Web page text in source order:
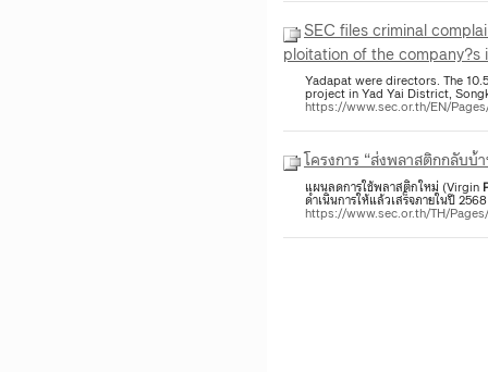
SEC files criminal
ploitation of the company?s
Yadapat were directors. The
project in Yad Yai District,
https://www.sec.or.th/EN/
โครงการ “ส่งพลาสติกกลับบ้
แผนลดการใช้พลาสติกใหม่ (Virgin
ดำเนินการให้แล้วเสร็จภายในปี
https://www.sec.or.th/TH/